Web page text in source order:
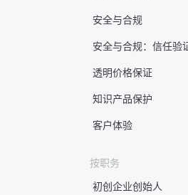
安全与合规
安全与合规：信任验
透明价格保证
知识产品保护
客户体验
按职务
初创企业创始人